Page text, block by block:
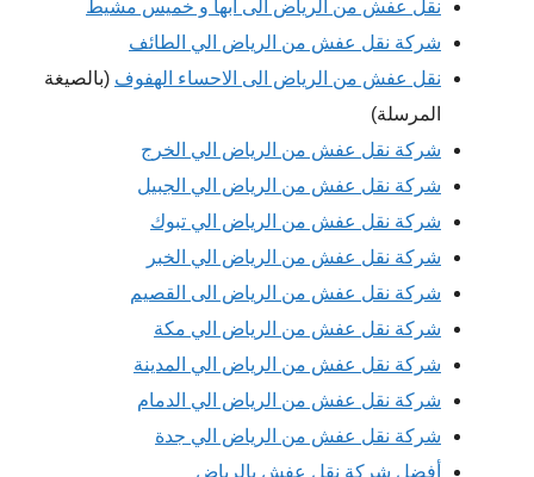
نقل عفش من الرياض الى ابها و خميس مشيط
شركة نقل عفش من الرياض الي الطائف
نقل عفش من الرياض الى الاحساء الهفوف (بالصيغة
المرسلة)
شركة نقل عفش من الرياض الي الخرج
شركة نقل عفش من الرياض الي الجبيل
شركة نقل عفش من الرياض الي تبوك
شركة نقل عفش من الرياض الي الخبر
شركة نقل عفش من الرياض الى القصيم
شركة نقل عفش من الرياض الي مكة
شركة نقل عفش من الرياض الي المدينة
شركة نقل عفش من الرياض الي الدمام
شركة نقل عفش من الرياض الي جدة
أفضل شركة نقل عفش بالرياض